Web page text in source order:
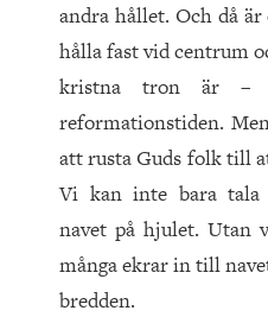
andra hållet. Och då
hålla fast vid centrum
kristna tron är –
reformationstiden.
att rusta Guds folk till
Vi kan inte bara tala
navet på hjulet. Utan
många ekrar in till
bredden.